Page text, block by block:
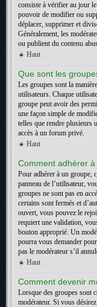
consiste à vérifier au jour
pouvoir de modifier ou
déplacer, supprimer et
Généralement, les
ou publient du contenu
Haut
Que sont les
Les groupes sont la
utilisateurs. Chaque
groupe peut avoir des
une façon simple de
telles que rendre plusieurs
accès à un forum privé.
Haut
Comment adhérer à
Pour adhérer à un groupe,
panneau de l’utilisateur,
groupes ne sont pas en
certains sont fermés et
ouvert, vous pouvez le
requiert une validation,
bouton approprié. Un
pourra vous demander
pas le modérateur s’il
Haut
Comment devenir
Lorsque des groupes sont
modérateur. Si vous